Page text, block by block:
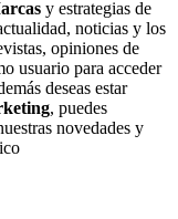
y estrategias de
noticias y los
opiniones de
usuario para acceder
deseas estar
, puedes
novedades y